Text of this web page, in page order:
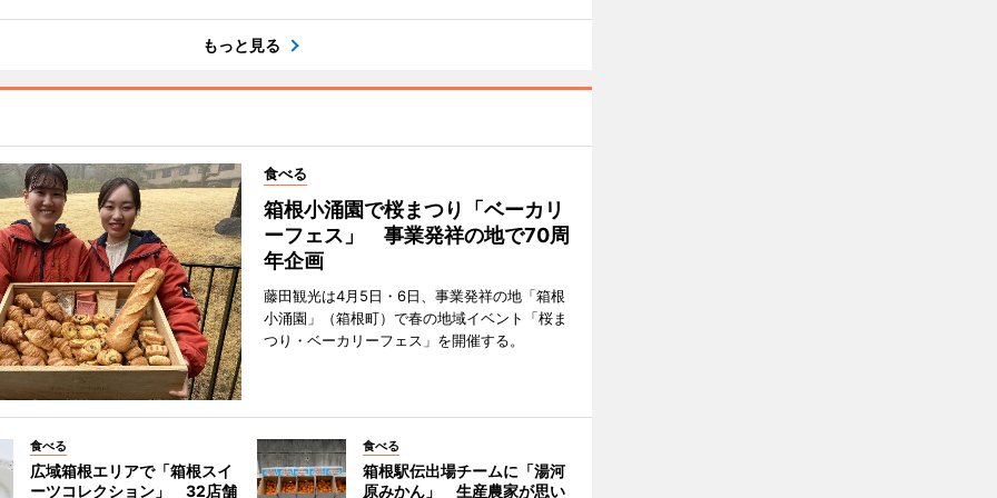
もっと見る
食べる
箱根小涌園で桜まつり「ベーカリ
ーフェス」 事業発祥の地で70周
年企画
藤田観光は4月5日・6日、事業発祥の地「箱根
小涌園」（箱根町）で春の地域イベント「桜ま
つり・ベーカリーフェス」を開催する。
食べる
広域箱根エリアで「箱根スイ
ーツコレクション」 32店舗
食べる
箱根駅伝出場チームに「湯河
原みかん」 生産農家が思い